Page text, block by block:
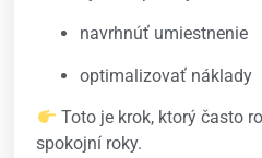
navrhnúť umiestnenie
optimalizovať náklady
Toto je krok, ktorý často
spokojní roky.